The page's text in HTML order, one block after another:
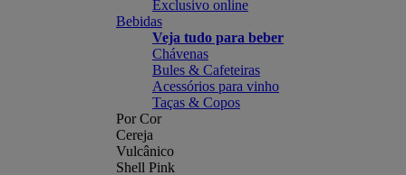
Exclusivo online
Bebidas
Veja tudo para beber
Chávenas
Bules & Cafeteiras
Acessórios para vinho
Taças & Copos
Por Cor
Cereja
Vulcânico
Shell Pink